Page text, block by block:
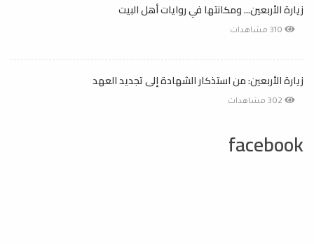
زيارة الأربعين... ومكانتها في روايات أهل البيت
زيارة الأربعين: من استذكار الشهادة إلى تجديد العهد
facebook